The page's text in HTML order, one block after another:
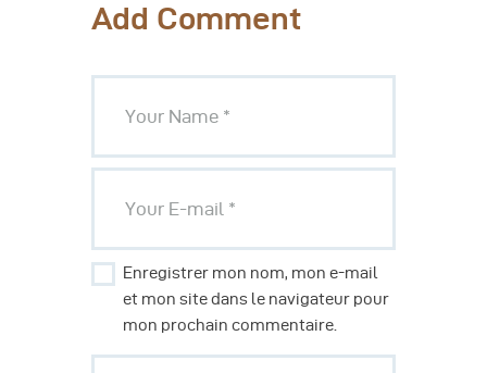
Add Comment
Enregistrer mon nom, mon e-mail
et mon site dans le navigateur pour
mon prochain commentaire.